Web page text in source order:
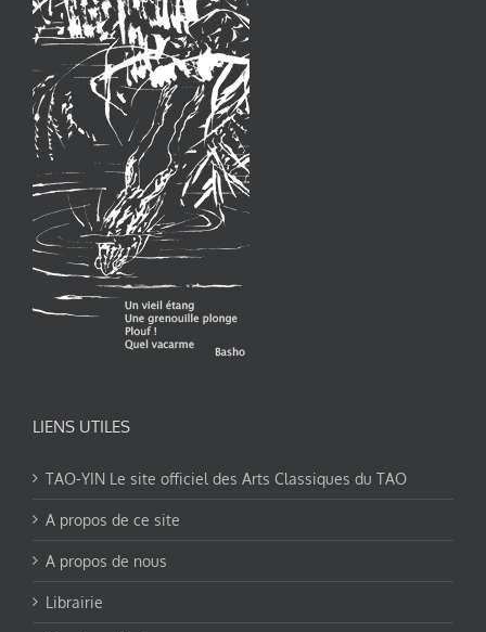
LIENS UTILES
TAO-YIN Le site officiel des Arts Classiques du TAO
A propos de ce site
A propos de nous
Librairie